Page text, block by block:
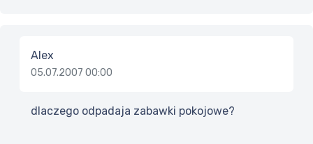
Alex
05.07.2007 00:00
dlaczego odpadaja zabawki pokojowe?